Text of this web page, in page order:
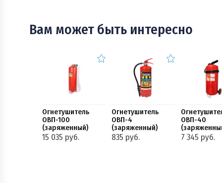
Вам может быть интересно
Огнетушитель
ОВП-100
(заряженный)
15 035 руб.
Огнетушитель
ОВП-4
(заряженный)
835 руб.
ОВП-40
7 345 руб.